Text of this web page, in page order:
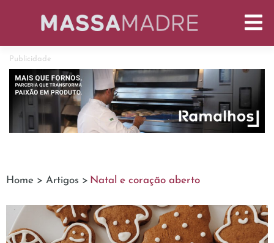
Publicidade
Home > Artigos > Natal e coração aberto